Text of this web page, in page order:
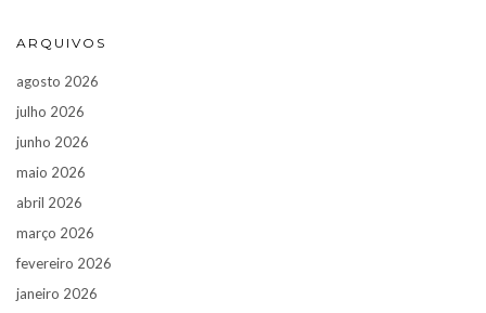
ARQUIVOS
agosto 2026
julho 2026
junho 2026
maio 2026
abril 2026
março 2026
fevereiro 2026
janeiro 2026